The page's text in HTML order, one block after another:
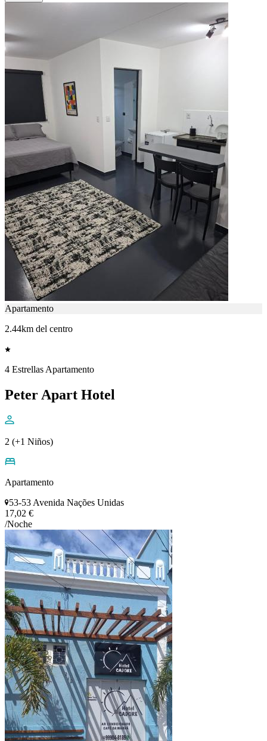
Apartamento
2.44km del centro
4 Estrellas Apartamento
Peter Apart Hotel
2 (+1 Niños)
Apartamento
53-53 Avenida Nações Unidas
17,02 €
/Noche